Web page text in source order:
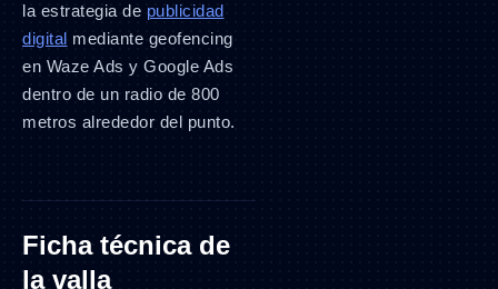
la estrategia de publicidad
digital mediante geofencing
en Waze Ads y Google Ads
dentro de un radio de 800
metros alrededor del punto.
Ficha técnica de
la valla